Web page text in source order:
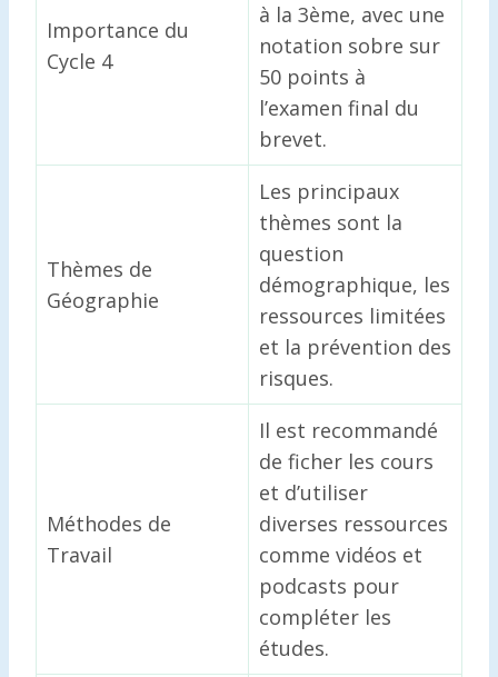
Importance du
Cycle 4
à la 3ème, avec une
notation sobre sur
50 points à
l’examen final du
brevet.
Thèmes de
Géographie
Les principaux
thèmes sont la
question
démographique, les
ressources limitées
et la prévention des
risques.
Méthodes de
Travail
Il est recommandé
de ficher les cours
et d’utiliser
diverses ressources
comme vidéos et
podcasts pour
compléter les
études.